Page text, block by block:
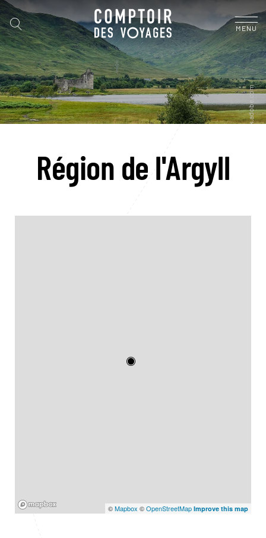
MENU
Région de l'Argyll
©Mapbox ©OpenStreetMap Improve this map